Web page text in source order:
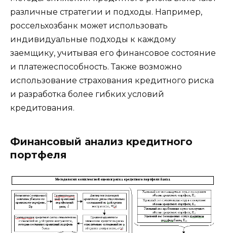
различные стратегии и подходы. Например,
россельхозбанк может использовать
индивидуальные подходы к каждому
заемщику, учитывая его финансовое состояние
и платежеспособность. Также возможно
использование страхования кредитного риска
и разработка более гибких условий
кредитования.
Финансовый анализ кредитного
портфеля